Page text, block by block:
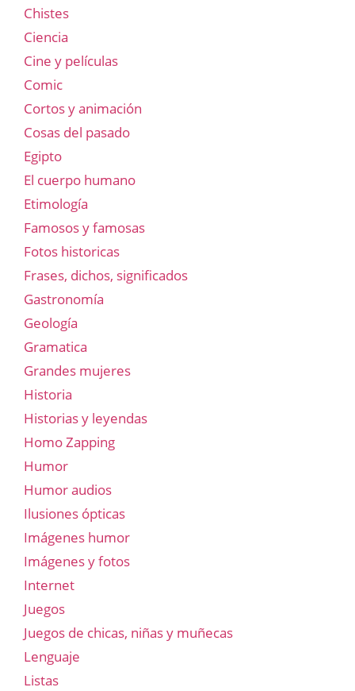
Chistes
Ciencia
Cine y películas
Comic
Cortos y animación
Cosas del pasado
Egipto
El cuerpo humano
Etimología
Famosos y famosas
Fotos historicas
Frases, dichos, significados
Gastronomía
Geología
Gramatica
Grandes mujeres
Historia
Historias y leyendas
Homo Zapping
Humor
Humor audios
Ilusiones ópticas
Imágenes humor
Imágenes y fotos
Internet
Juegos
Juegos de chicas, niñas y muñecas
Lenguaje
Listas